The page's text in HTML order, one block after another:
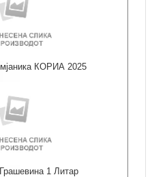
КОРИА 2025
1 Литар